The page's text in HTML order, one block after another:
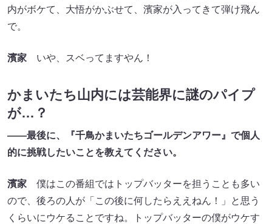
内がボケて、大悟がかぶせて、濱家が入ってきて弾け飛ん
で。
濱家 いや、スベってますやん！
かまいたち山内には芸能界に謎のパイプ
が…？
――最後に、『千鳥かまいたちゴールデンアワー』で個人
的に挑戦したいことを教えてください。
濱家 僕はこの番組ではトップバッターを担うことも多い
ので、後ろの人が「この後に何したらええねん！」と思う
くらいにウケることですね。トップバッターの僕がウケす